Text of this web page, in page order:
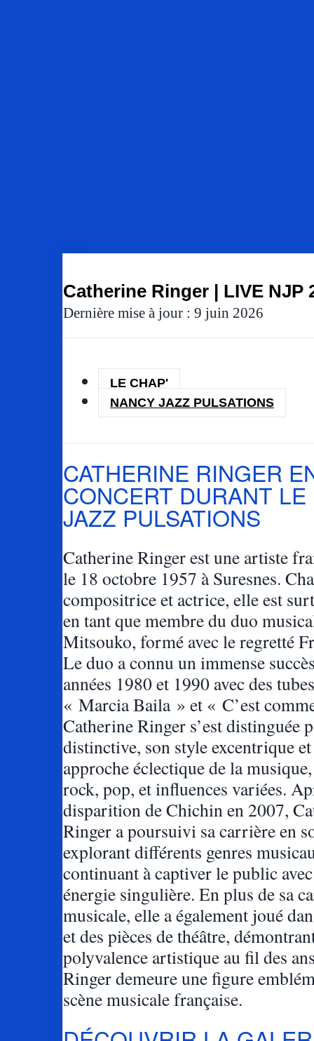
Catherine Ringer | LIVE NJP
Dernière mise à jour : 9 juin 2026
LE CHAP'
NANCY JAZZ PULSATIONS
CATHERINE RINGER
CONCERT DURANT
JAZZ PULSATIONS
Catherine Ringer est une artiste
le 18 octobre 1957 à Suresnes.
compositrice et actrice, elle est
en tant que membre du duo
Mitsouko, formé avec le regretté
Le duo a connu un immense
années 1980 et 1990 avec des
« Marcia Baila » et « C’est
Catherine Ringer s’est distinguée
distinctive, son style excentrique
approche éclectique de la
rock, pop, et influences variées.
disparition de Chichin en 2007,
Ringer a poursuivi sa carrière en
explorant différents genres
continuant à captiver le public
énergie singulière. En plus de sa
musicale, elle a également joué
et des pièces de théâtre,
polyvalence artistique au fil des
Ringer demeure une figure
scène musicale française.